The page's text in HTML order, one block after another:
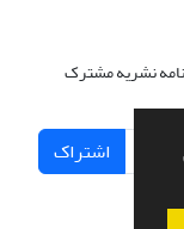
نشریه مشترک
اشتراک